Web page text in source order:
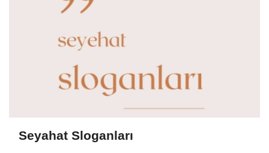
Seyahat Sloganları